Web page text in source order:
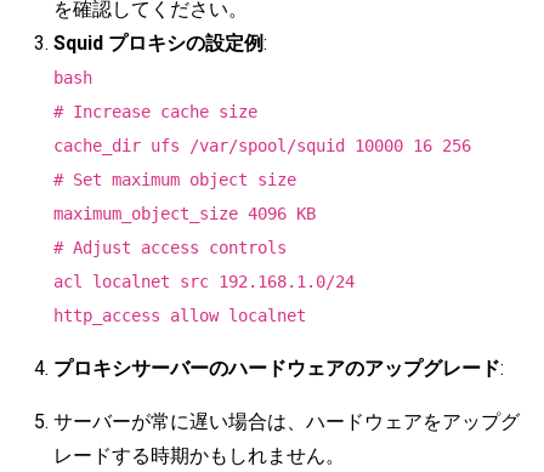
を確認してください。
Squid プロキシの設定例:
bash
# Increase cache size
cache_dir ufs /var/spool/squid 10000 16 256
# Set maximum object size
maximum_object_size 4096 KB
# Adjust access controls
acl localnet src 192.168.1.0/24
http_access allow localnet
プロキシサーバーのハードウェアのアップグレード:
サーバーが常に遅い場合は、ハードウェアをアップグ
レードする時期かもしれません。